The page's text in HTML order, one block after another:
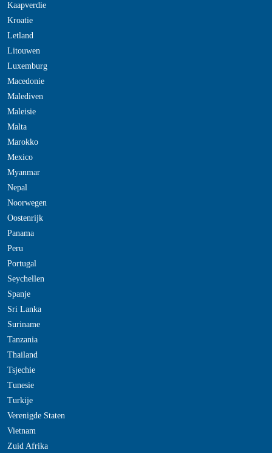
Kaapverdie
Kroatie
Letland
Litouwen
Luxemburg
Macedonie
Malediven
Maleisie
Malta
Marokko
Mexico
Myanmar
Nepal
Noorwegen
Oostenrijk
Panama
Peru
Portugal
Seychellen
Spanje
Sri Lanka
Suriname
Tanzania
Thailand
Tsjechie
Tunesie
Turkije
Verenigde Staten
Vietnam
Zuid Afrika